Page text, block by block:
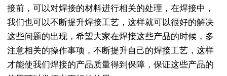
接前，可以对焊接的材料进行相关的处理，在焊接中，
我们也可以不断提升焊接工艺，这样就可以很好的解决
这些问题的出现，希望大家在焊接这些产品的时候，多
注意相关的操作事项，不断提升自己的焊接工艺，这样
才能使我们焊接的产品质量得到保障，保证这些产品的